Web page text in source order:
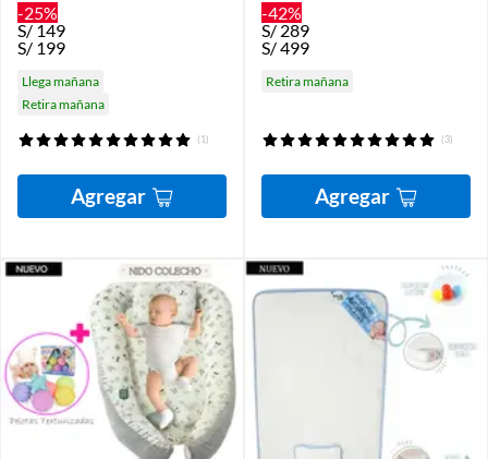
-25%
S/149
S/ 199
Llega mañana
Retira mañana
(1)
Agregar
-42%
S/289
S/499
Retira mañana
(3)
Agregar